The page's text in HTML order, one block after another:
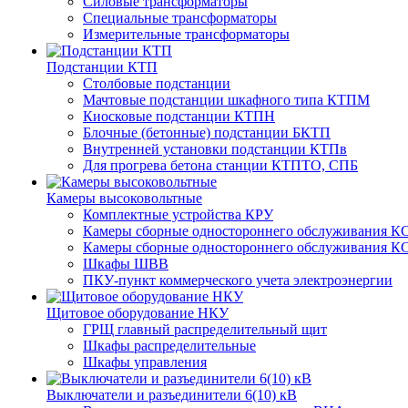
Специальные трансформаторы
Измерительные трансформаторы
Подстанции КТП
Столбовые подстанции
Мачтовые подстанции шкафного типа КТПМ
Киосковые подстанции КТПН
Блочные (бетонные) подстанции БКТП
Внутренней установки подстанции КТПв
Для прогрева бетона станции КТПТО, СПБ
Камеры высоковольтные
Комплектные устройства КРУ
Камеры сборные одностороннего обслуживания
Камеры сборные одностороннего обслуживания
Шкафы ШВВ
ПКУ-пункт коммерческого учета электроэнергии
Щитовое оборудование НКУ
ГРЩ главный распределительный щит
Шкафы распределительные
Шкафы управления
Выключатели и разъединители 6(10) кВ